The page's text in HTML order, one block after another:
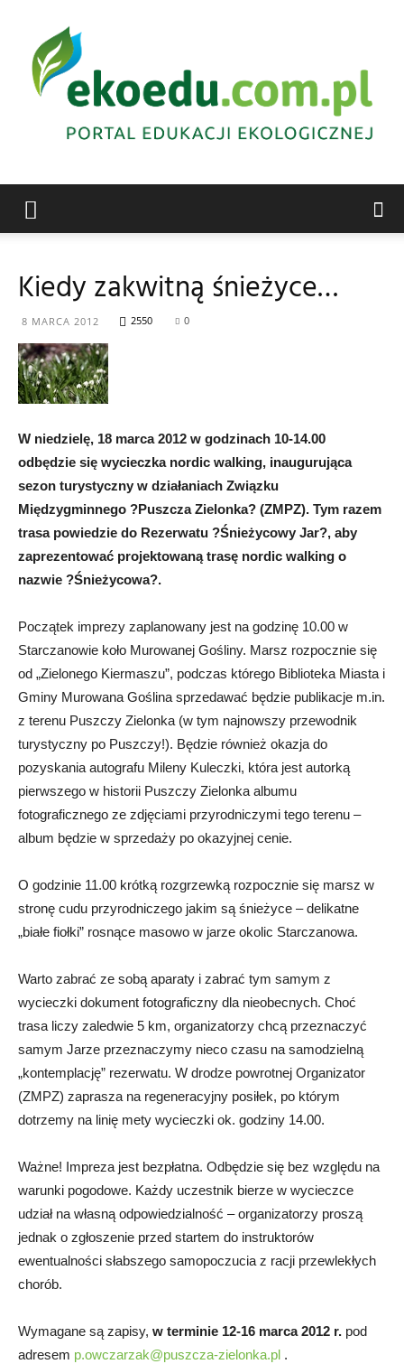
ekologiczna
Kiedy zakwitną śnieżyce…
8 MARCA 2012 2550 0
W niedzielę, 18 marca 2012 w godzinach 10-14.00
odbędzie się wycieczka nordic walking, inaugurująca
sezon turystyczny w działaniach Związku
Międzygminnego ?Puszcza Zielonka? (ZMPZ). Tym razem
trasa powiedzie do Rezerwatu ?Śnieżycowy Jar?, aby
zaprezentować projektowaną trasę nordic walking o
nazwie ?Śnieżycowa?.
Początek imprezy zaplanowany jest na godzinę 10.00 w
Starczanowie koło Murowanej Gośliny. Marsz rozpocznie się
od „Zielonego Kiermaszu”, podczas którego Biblioteka Miasta i
Gminy Murowana Goślina sprzedawać będzie publikacje m.in.
z terenu Puszczy Zielonka (w tym najnowszy przewodnik
turystyczny po Puszczy!). Będzie również okazja do
pozyskania autografu Mileny Kuleczki, która jest autorką
pierwszego w historii Puszczy Zielonka albumu
fotograficznego ze zdjęciami przyrodniczymi tego terenu –
album będzie w sprzedaży po okazyjnej cenie.
O godzinie 11.00 krótką rozgrzewką rozpocznie się marsz w
stronę cudu przyrodniczego jakim są śnieżyce – delikatne
„białe fiołki” rosnące masowo w jarze okolic Starczanowa.
Warto zabrać ze sobą aparaty i zabrać tym samym z
wycieczki dokument fotograficzny dla nieobecnych. Choć
trasa liczy zaledwie 5 km, organizatorzy chcą przeznaczyć
samym Jarze przeznaczymy nieco czasu na samodzielną
„kontemplację” rezerwatu. W drodze powrotnej Organizator
(ZMPZ) zaprasza na regeneracyjny posiłek, po którym
dotrzemy na linię mety wycieczki ok. godziny 14.00.
Ważne! Impreza jest bezpłatna. Odbędzie się bez względu na
warunki pogodowe. Każdy uczestnik bierze w wycieczce
udział na własną odpowiedzialność – organizatorzy proszą
jednak o zgłoszenie przed startem do instruktorów
ewentualności słabszego samopoczucia z racji przewlekłych
chorób.
Wymagane są zapisy, w terminie 12-16 marca 2012 r. pod
adresem p.owczarzak@puszcza-zielonka.pl .